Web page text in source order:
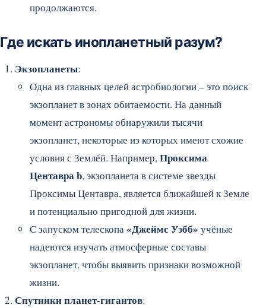
продолжаются.
Где искать инопланетный разум?
Экзопланеты:
Одна из главных целей астробиологии – это поиск
экзопланет в зонах обитаемости. На данный
момент астрономы обнаружили тысячи
экзопланет, некоторые из которых имеют схожие
условия с Землёй. Например,Проксима
Центавра b, экзопланета в системе звезды
Проксимы Центавра, является ближайшей к Земле
и потенциально пригодной для жизни.
С запуском телескопа«Джеймс Уэбб» учёные
надеются изучать атмосферные составы
экзопланет, чтобы выявить признаки возможной
жизни.
Спутники планет-гигантов: